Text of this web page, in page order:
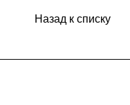
Назад к списку